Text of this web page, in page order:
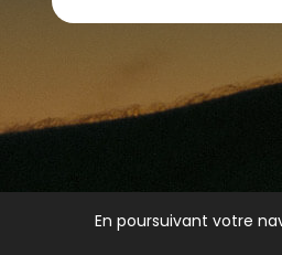
En poursuivant votre